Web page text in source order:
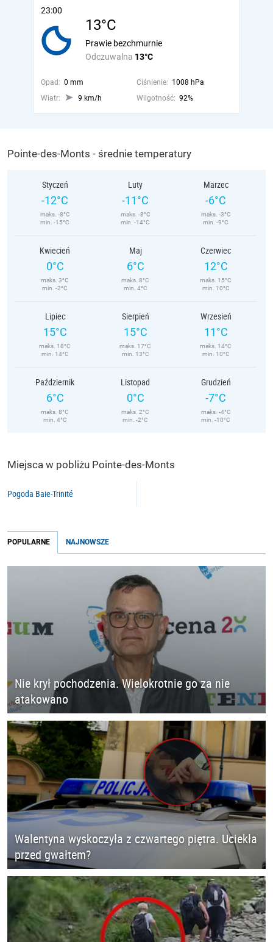
23:00
13°C
Odczuwalna 13°C
Prawie bezchmurnie
Opad: 0 mm Ciśnienie: 1008 hPa
Wiatr:
9 km/h Wilgotność: 92%
Pointe-des-Monts - średnie temperatury
Styczeń
-12°C
maks. -8°C
min. -15°C
Luty
-11°C
maks. -8°C
min. -14°C
Marzec
-6°C
maks. -3°C
min. -9°C
Kwiecień
0°C
maks. 3°C
min. -2°C
Maj
6°C
maks. 8°C
min. 4°C
Czerwiec
12°C
maks. 15°C
min. 10°C
Lipiec
15°C
maks. 18°C
min. 14°C
Sierpień
15°C
maks. 17°C
min. 13°C
Wrzesień
11°C
maks. 14°C
min. 10°C
Październik
6°C
maks. 8°C
min. 4°C
Listopad
0°C
maks. 2°C
min. -2°C
Grudzień
-7°C
maks. -4°C
min. -10°C
Miejsca w pobliżu Pointe-des-Monts
Pogoda Baie-Trinité
POPULARNE NAJNOWSZE
Nie krył pochodzenia. Wielokrotnie go za nie
atakowano
Walentyna wyskoczyła z czwartego piętra. Uciekła
przed gwałtem?